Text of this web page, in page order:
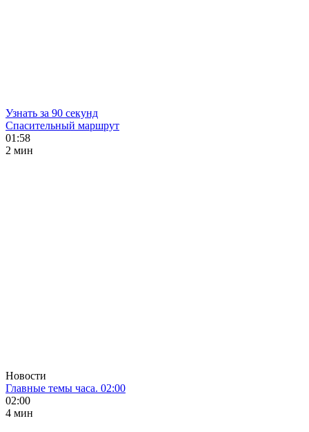
Узнать за 90 секунд
Спасительный маршрут
01:58
2 мин
Новости
Главные темы часа. 02:00
02:00
4 мин